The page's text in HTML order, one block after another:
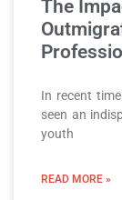
The
In recent
seen an
youth
READ MORE »